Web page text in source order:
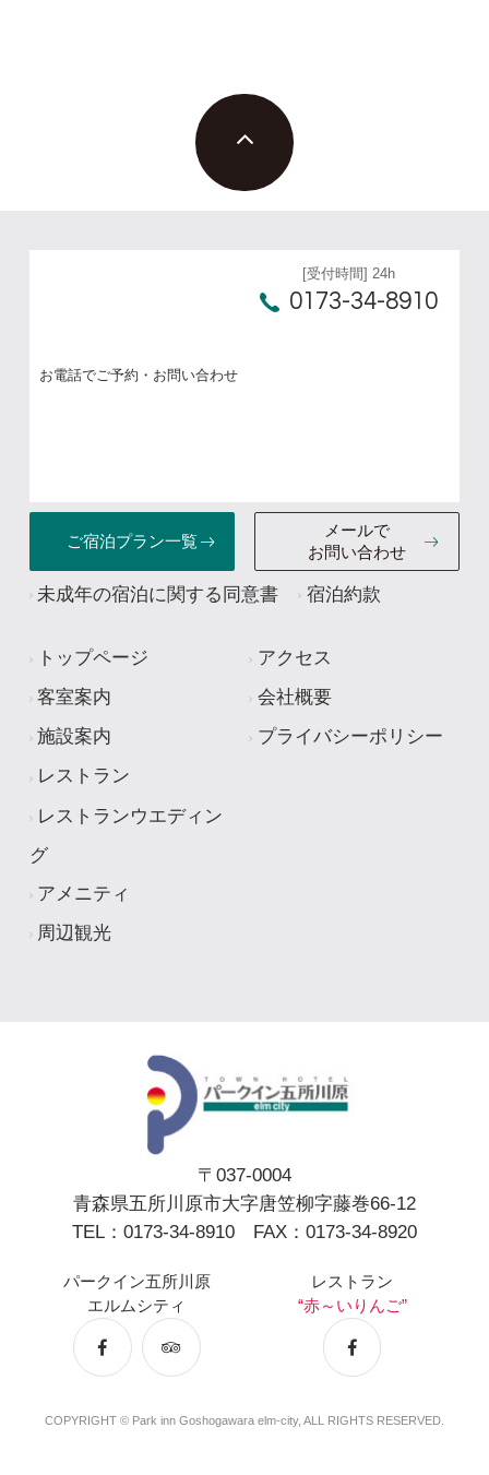
お電話でご予約・お問い合わせ
[受付時間] 24h
0173-34-8910
ご宿泊プラン一覧
メールで
お問い合わせ
未成年の宿泊に関する同意書 宿泊約款
トップページ
客室案内
施設案内
レストラン
レストランウエディン
グ
アメニティ
周辺観光
アクセス
会社概要
プライバシーポリシー
〒037-0004
青森県五所川原市大字唐笠柳字藤巻66-12
TEL：0173-34-8910 FAX：0173-34-8920
パークイン五所川原
エルムシティ
レストラン
“赤～いりんご”
COPYRIGHT © Park inn Goshogawara elm-city, ALL RIGHTS RESERVED.